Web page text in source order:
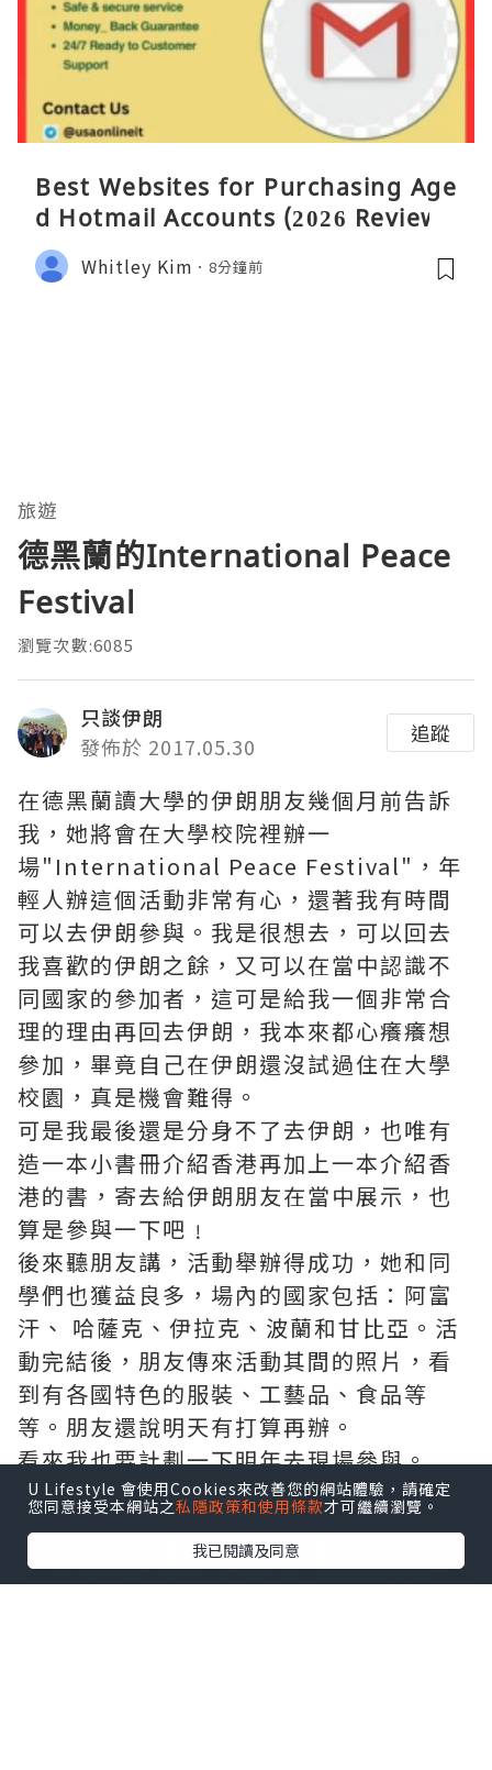
Best Websites for Purchasing Age
d Hotmail Accounts (2026 Review)
Whitley Kim 8分鐘前
旅遊
德黑蘭的International Peace
Festival
瀏覽次數:6085
只談伊朗
發佈於 2017.05.30
追蹤
在德黑蘭讀大學的伊朗朋友幾個月前告訴
我，她將會在大學校院裡辦一
場"International Peace Festival"，年
輕人辦這個活動非常有心，還著我有時間
可以去伊朗參與。我是很想去，可以回去
我喜歡的伊朗之餘，又可以在當中認識不
同國家的參加者，這可是給我一個非常合
理的理由再回去伊朗，我本來都心癢癢想
參加，畢竟自己在伊朗還沒試過住在大學
校園，真是機會難得。
可是我最後還是分身不了去伊朗，也唯有
造一本小書冊介紹香港再加上一本介紹香
港的書，寄去給伊朗朋友在當中展示，也
算是參與一下吧﹗
後來聽朋友講，活動舉辦得成功，她和同
學們也獲益良多，場內的國家包括：阿富
汗、 哈薩克、伊拉克、波蘭和甘比亞。活
動完結後，朋友傳來活動其間的照片，看
到有各國特色的服裝、工藝品、食品等
等。朋友還說明天有打算再辦。
看來我也要計劃一下明年去現場參與。
點擊圖片放大
+29
U Lifestyle 會使用Cookies來改善您的網站體驗，請確定
您同意接受本網站之私隱政策和使用條款才可繼續瀏覽。
我已閱讀及同意